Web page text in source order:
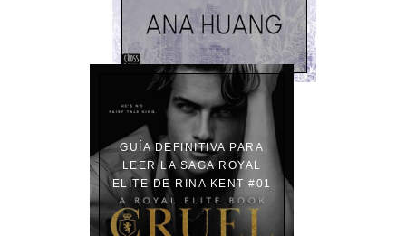
GUÍA DEFINITIVA PARA
LEER LA SAGA ROYAL
ELITE DE RINA KENT #01